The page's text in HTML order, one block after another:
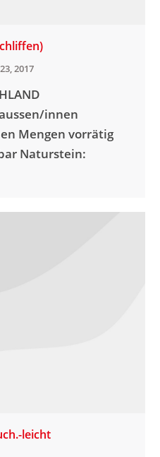
2017
innen
Mengen vorrätig
Naturstein:
leicht